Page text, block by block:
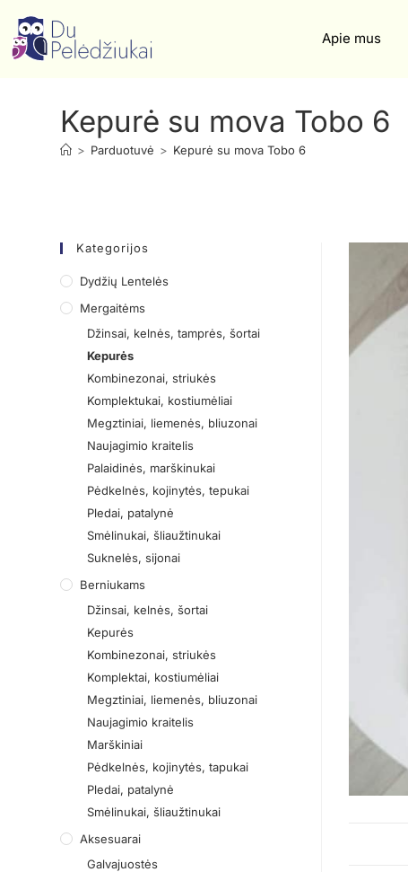
Apie mus
Kepurė su mova Tobo 6
> Parduotuvė > Kepurė su mova Tobo 6
Kategorijos
Dydžių Lentelės
Mergaitėms
Džinsai, kelnės, tamprės, šortai
Kepurės
Kombinezonai, striukės
Komplektukai, kostiumėliai
Megztiniai, liemenės, bliuzonai
Naujagimio kraitelis
Palaidinės, marškinukai
Pėdkelnės, kojinytės, tepukai
Pledai, patalynė
Smėlinukai, šliaužtinukai
Suknelės, sijonai
Berniukams
Džinsai, kelnės, šortai
Kepurės
Kombinezonai, striukės
Komplektai, kostiumėliai
Megztiniai, liemenės, bliuzonai
Naujagimio kraitelis
Marškiniai
Pėdkelnės, kojinytės, tapukai
Pledai, patalynė
Smėlinukai, šliaužtinukai
Aksesuarai
Galvajuostės